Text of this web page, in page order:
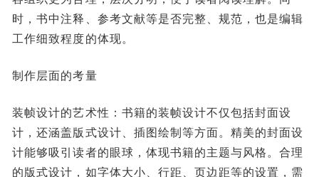
时，书中注释、参考文献等是否完整、规范，也是编辑
工作细致程度的体现。
制作层面的考量
装帧设计的艺术性：书籍的装帧设计不仅包括封面设
计，还涵盖版式设计、插图绘制等方面。精美的封面设
计能够吸引读者的眼球，体现书籍的主题与风格。合理
的版式设计，如字体大小、行距、页边距等的设置，需